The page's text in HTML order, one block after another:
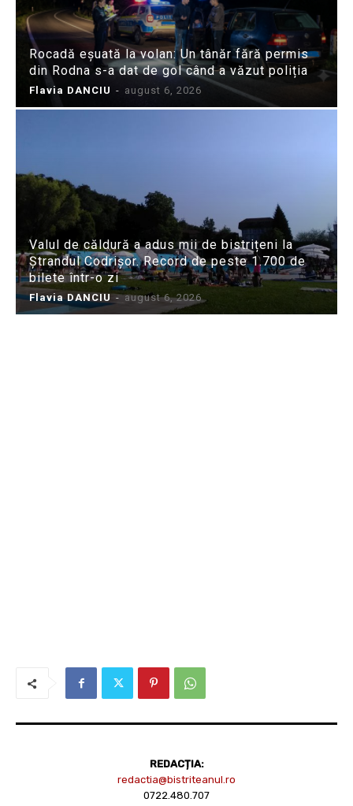
Rocadă eșuată la volan: Un tânăr fără permis
din Rodna s-a dat de gol când a văzut poliția
Flavia DANCIU - august 6, 2026
Valul de căldură a adus mii de bistrițeni la
Ștrandul Codrișor. Record de peste 1.700 de
bilete într-o zi
Flavia DANCIU - august 6, 2026
REDACȚIA:
redactia@bistriteanul.ro
0722.480.707